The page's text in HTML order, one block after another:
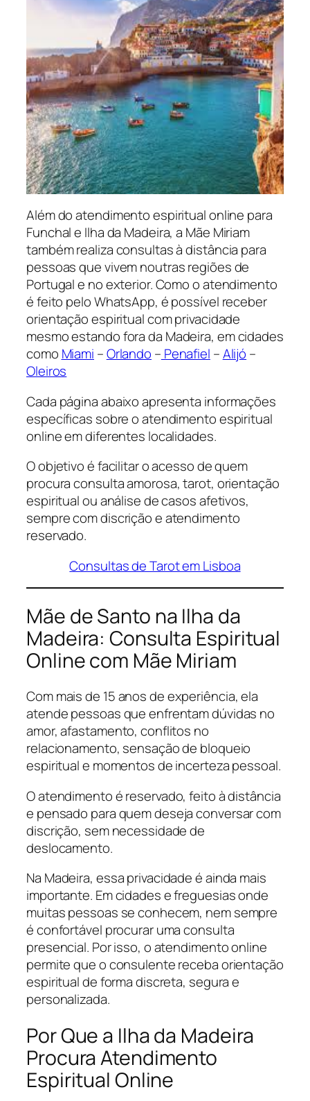
Além do atendimento espiritual online para
Funchal e Ilha da Madeira, a Mãe Miriam
também realiza consultas à distância para
pessoas que vivem noutras regiões de
Portugal e no exterior. Como o atendimento
é feito pelo WhatsApp, é possível receber
orientação espiritual com privacidade
mesmo estando fora da Madeira, em cidades
como Miami –Orlando – Penafiel –Alijó –
Oleiros
Cada página abaixo apresenta informações
específicas sobre o atendimento espiritual
online em diferentes localidades.
O objetivo é facilitar o acesso de quem
procura consulta amorosa, tarot, orientação
espiritual ou análise de casos afetivos,
sempre com discrição e atendimento
reservado.
Consultas de Tarot em Lisboa
Mãe de Santo na Ilha da
Madeira: Consulta Espiritual
Online com Mãe Miriam
Com mais de 15 anos de experiência, ela
atende pessoas que enfrentam dúvidas no
amor, afastamento, conflitos no
relacionamento, sensação de bloqueio
espiritual e momentos de incerteza pessoal.
O atendimento é reservado, feito à distância
e pensado para quem deseja conversar com
discrição, sem necessidade de
deslocamento.
Na Madeira, essa privacidade é ainda mais
importante. Em cidades e freguesias onde
muitas pessoas se conhecem, nem sempre
é confortável procurar uma consulta
presencial. Por isso, o atendimento online
permite que o consulente receba orientação
espiritual de forma discreta, segura e
personalizada.
Por Que a Ilha da Madeira
Procura Atendimento
Espiritual Online